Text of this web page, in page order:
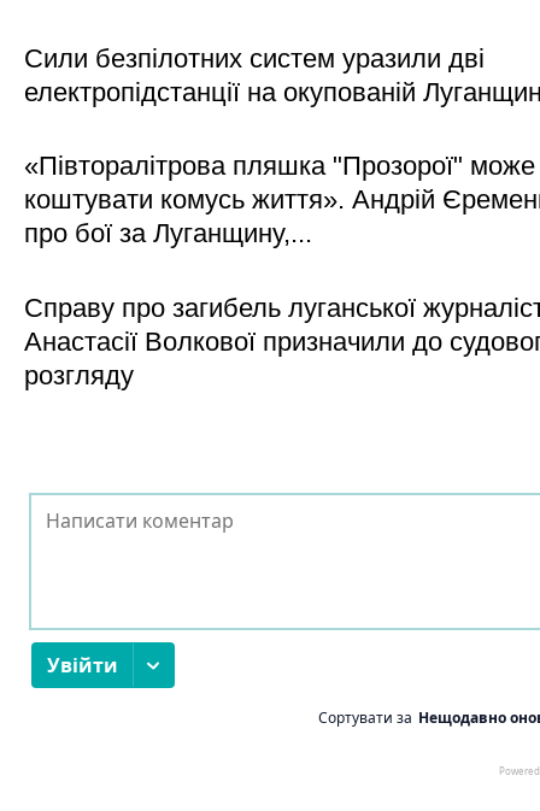
Сили безпілотних систем уразили дві
електропідстанції на окупованій
«Півторалітрова пляшка "Прозорої" може
коштувати комусь життя». Андрій
про бої за Луганщину,...
Справу про загибель луганської
Анастасії Волкової призначили до
розгляду